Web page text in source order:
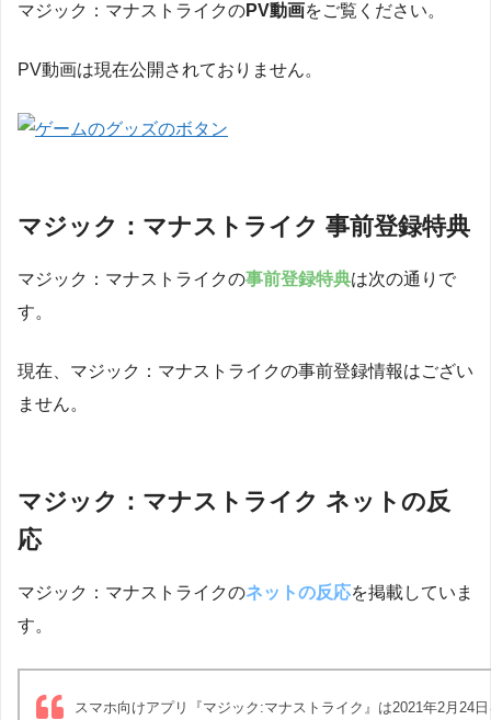
マジック：マナストライクのPV動画をご覧ください。
PV動画は現在公開されておりません。
マジック：マナストライク 事前登録特典
マジック：マナストライクの事前登録特典は次の通りで
す。
現在、マジック：マナストライクの事前登録情報はござい
ません。
マジック：マナストライク ネットの反
応
マジック：マナストライクのネットの反応を掲載していま
す。
スマホ向けアプリ『マジック:マナストライク』は2021年2月24